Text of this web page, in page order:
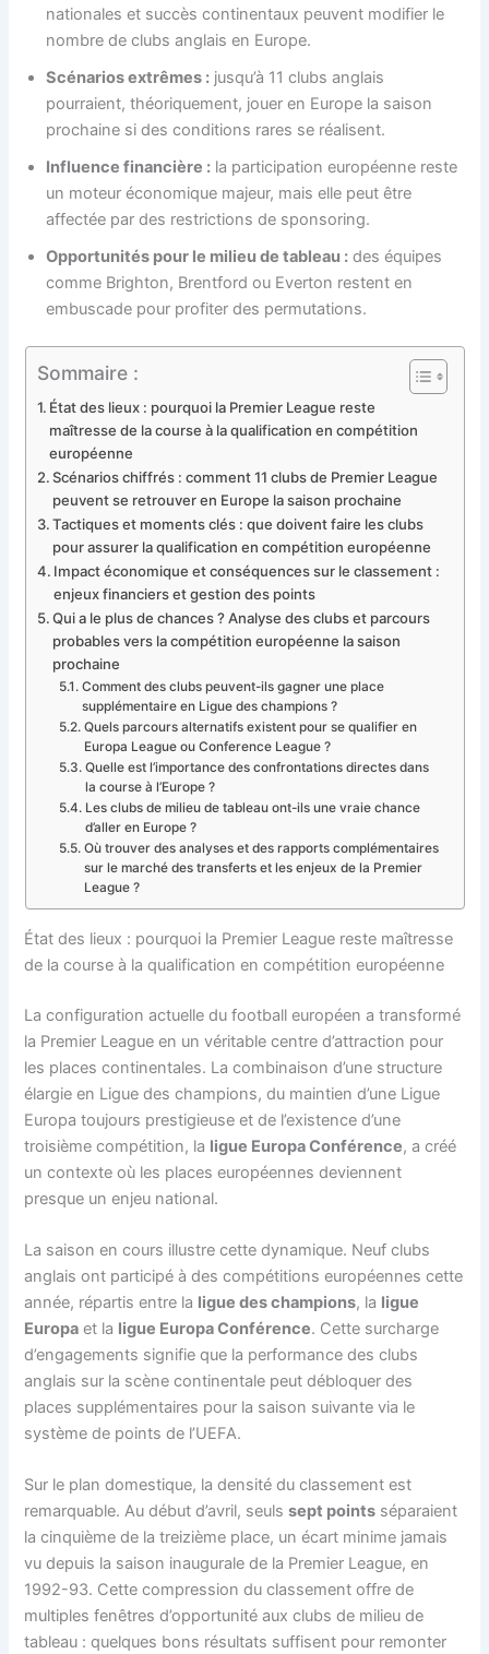
nationales et succès continentaux peuvent modifier le
nombre de clubs anglais en Europe.
Scénarios extrêmes : jusqu’à 11 clubs anglais
pourraient, théoriquement, jouer en Europe la saison
prochaine si des conditions rares se réalisent.
Influence financière : la participation européenne reste
un moteur économique majeur, mais elle peut être
affectée par des restrictions de sponsoring.
Opportunités pour le milieu de tableau : des équipes
comme Brighton, Brentford ou Everton restent en
embuscade pour profiter des permutations.
Sommaire :
État des lieux : pourquoi la Premier League reste
maîtresse de la course à la qualification en compétition
européenne
Scénarios chiffrés : comment 11 clubs de Premier League
peuvent se retrouver en Europe la saison prochaine
Tactiques et moments clés : que doivent faire les clubs
pour assurer la qualification en compétition européenne
Impact économique et conséquences sur le classement :
enjeux financiers et gestion des points
Qui a le plus de chances ? Analyse des clubs et parcours
probables vers la compétition européenne la saison
prochaine
Comment des clubs peuvent-ils gagner une place
supplémentaire en Ligue des champions ?
Quels parcours alternatifs existent pour se qualifier en
Europa League ou Conference League ?
Quelle est l’importance des confrontations directes dans
la course à l’Europe ?
Les clubs de milieu de tableau ont-ils une vraie chance
d’aller en Europe ?
Où trouver des analyses et des rapports complémentaires
sur le marché des transferts et les enjeux de la Premier
League ?
État des lieux : pourquoi la Premier League reste maîtresse
de la course à la qualification en compétition européenne
La configuration actuelle du football européen a transformé
la Premier League en un véritable centre d’attraction pour
les places continentales. La combinaison d’une structure
élargie en Ligue des champions, du maintien d’une Ligue
Europa toujours prestigieuse et de l’existence d’une
troisième compétition, la ligue Europa Conférence, a créé
un contexte où les places européennes deviennent
presque un enjeu national.
La saison en cours illustre cette dynamique. Neuf clubs
anglais ont participé à des compétitions européennes cette
année, répartis entre la ligue des champions, la ligue
Europa et la ligue Europa Conférence. Cette surcharge
d’engagements signifie que la performance des clubs
anglais sur la scène continentale peut débloquer des
places supplémentaires pour la saison suivante via le
système de points de l’UEFA.
Sur le plan domestique, la densité du classement est
remarquable. Au début d’avril, seulssept points séparaient
la cinquième de la treizième place, un écart minime jamais
vu depuis la saison inaugurale de la Premier League, en
1992-93. Cette compression du classement offre de
multiples fenêtres d’opportunité aux clubs de milieu de
tableau : quelques bons résultats suffisent pour remonter